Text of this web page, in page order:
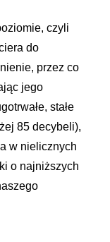
czyli
do
przez co
jego
stałe
85 decybeli),
w nielicznych
o najniższych